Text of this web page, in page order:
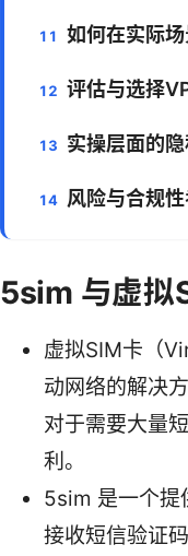
如何在实际
评估与选择
实操层面的
风险与合规
5sim 与虚拟
虚拟SIM卡（
动网络的解决
对于需要大量
利。
5sim 是一个提
接收短信验证